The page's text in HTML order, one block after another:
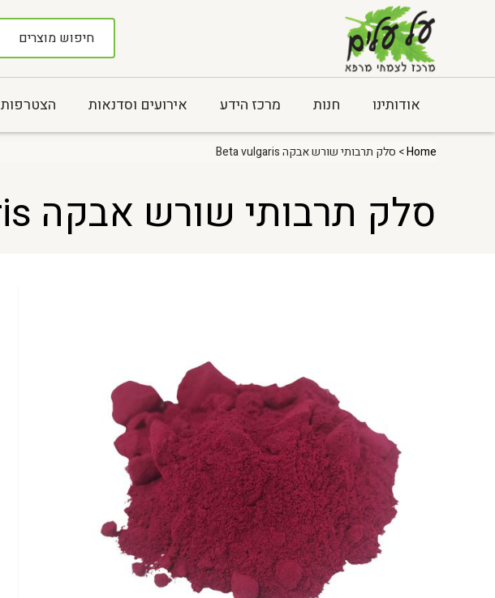
אודותינו חנות מרכז הידע אירועים וסדנאות הצטרפות
Home> סלק תרבותי שורש אבקה Beta vulgaris
סלק תרבותי שורש אבקה Beta vulgaris